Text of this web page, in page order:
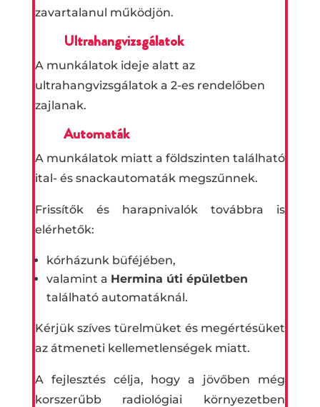
zavartalanul működjön.
Ultrahangvizsgálatok
A munkálatok ideje alatt az
ultrahangvizsgálatok a 2-es rendelőben
zajlanak.
Automaták
A munkálatok miatt a földszinten található
ital- és snackautomaták megszűnnek.
Frissítők és harapnivalók továbbra is
elérhetők:
kórházunk büféjében,
valamint a Hermina úti épületben
található automatáknál.
Kérjük szíves türelmüket és megértésüket
az átmeneti kellemetlenségek miatt.
A fejlesztés célja, hogy a jövőben még
korszerűbb radiológiai környezetben